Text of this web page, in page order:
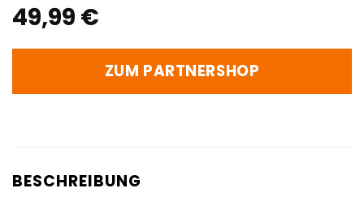
49,99 €
ZUM PARTNERSHOP
BESCHREIBUNG